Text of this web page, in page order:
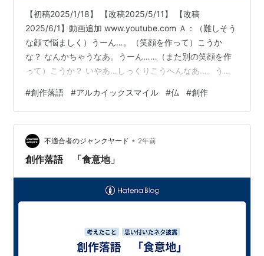
【初稿2025/1/18】 【改稿2025/5/11】 【改稿
2025/6/1】動画追加 www.youtube.com Ａ：（難しそう
な顔で悩ましく）うーん…。（笑顔を作って）こうか
な？ なんかちゃうなあ。うーん……（また別の笑顔を作
って）こうか？ いやあ…しっくりこうへんなあ…。うー
まんなあ。ちょっと仕事が立て込んでもうて Ａ：（少し
気づくのが遅れたあとに）おお！ 来とったんか。ごめん
気が付かんと。遅れた？ いやいやそんなん全然気にせん
と座って座って。今日は久しぶりに飲もうやないか Ｂ：
誘ってくれてありがとうなあ。せやけど、どうしたん
#創作落語 #アルカイックスマイル #仏 #創作
不適合者のジャンクヤード • 2年前
創作落語 「食意地」